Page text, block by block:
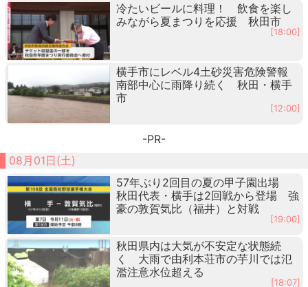
冷たいビールに料理！ 飲食を楽し
みながら夏まつりを応援 秋田市
[18:00]
横手市にレベル4土砂災害危険警報
南部中心に雨降り続く 秋田・横手
市
[12:00]
-PR-
08月01日(土)
57年ぶり2回目の夏の甲子園出場
秋田代表・横手は2回戦から登場 強
豪の敦賀気比（福井）と対戦
[19:00]
秋田県内は大気が不安定な状態続
く 大雨で由利本荘市の芋川では氾
濫注意水位超える
[18:07]